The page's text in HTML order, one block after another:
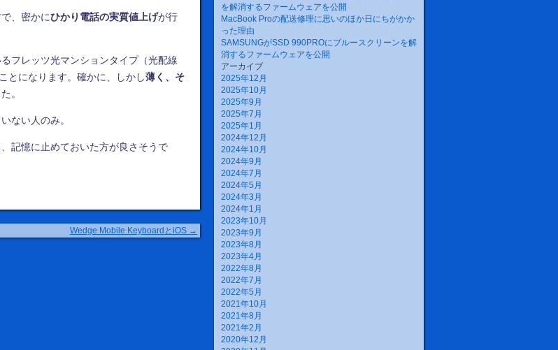
、密かにひかり電話の実質値上げが行
フレッツ光マンションタイプ（光配線
とになります。確かに、しかし薄く、そ
。
ない人のみ。
記憶に止めておいた方が良さそうで
Wedge Mobile KeyboardとiOS →
を解消するファームウェアを公開
MacBook Proの配送修理に思いのほか日にちがかか
った理由
SAMSUNGがSSD 990PROにブルースクリーンを解
消するファームウェアを公開
アーカイブ
2025年12月
2025年10月
2025年9月
2025年7月
2025年1月
2024年12月
2024年10月
2024年9月
2024年7月
2024年5月
2024年3月
2024年1月
2023年10月
2023年9月
2023年8月
2023年4月
2022年8月
2022年7月
2022年5月
2021年10月
2021年8月
2021年2月
2020年12月